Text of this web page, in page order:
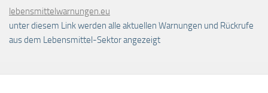
lebensmittelwarnungen.eu
unter diesem Link werden alle aktuellen Warnungen und Rückrufe
aus dem Lebensmittel-Sektor angezeigt